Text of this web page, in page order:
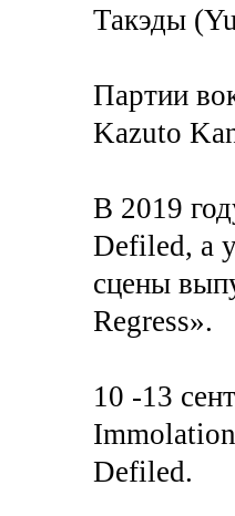
Такэды
Партии
Kazuto
В 2019
Defiled, а
сцены
Regress».
10 -13
Defiled.